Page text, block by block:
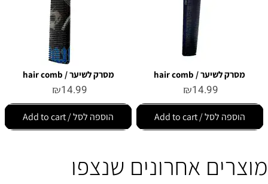
מסרק לשיער / hair comb
₪14.99
הוספה לסל / Add to cart
מסרק לשיער / hair comb
₪14.99
הוספה לסל / Add to cart
מוצרים אחרונים שנצפו